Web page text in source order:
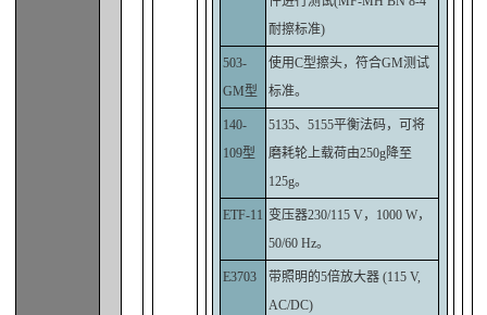
耐擦标准)
503-
GM型
使用C型擦头，符合GM测试
标准。
140-
109型
5135、5155平衡法码，可将
磨耗轮上载荷由250g降至
125g。
ETF-11 变压器230/115 V，1000 W，
50/60 Hz。
E3703
带照明的5倍放大器 (115 V,
AC/DC)